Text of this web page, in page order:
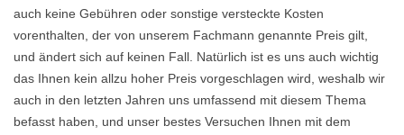
auch keine Gebühren oder sonstige versteckte Kosten
vorenthalten, der von unserem Fachmann genannte Preis gilt,
und ändert sich auf keinen Fall. Natürlich ist es uns auch wichtig
das Ihnen kein allzu hoher Preis vorgeschlagen wird, weshalb wir
auch in den letzten Jahren uns umfassend mit diesem Thema
befasst haben, und unser bestes Versuchen Ihnen mit dem